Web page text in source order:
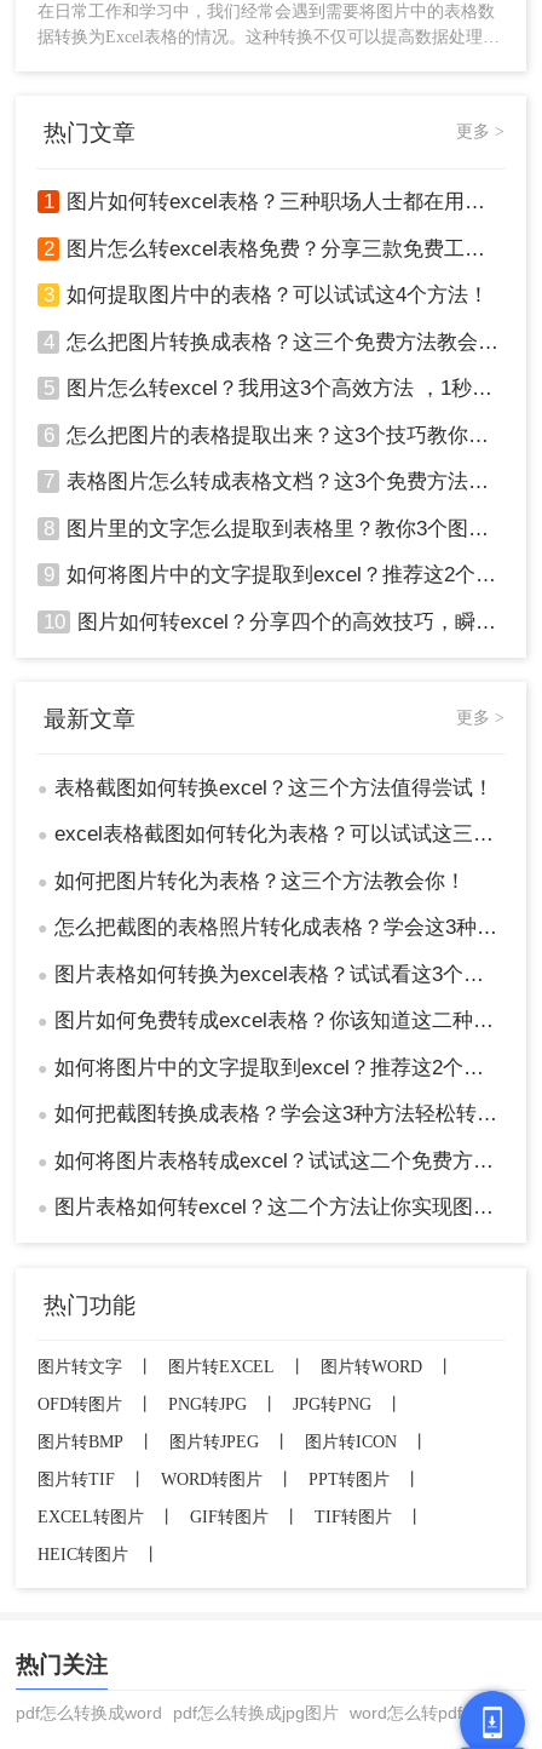
在日常工作和学习中，我们经常会遇到需要将图片中的表格数
据转换为Excel表格的情况。这种转换不仅可以提高数据处理效
热门文章 更多 >
1 图片如何转excel表格？三种职场人士都在用的方法，一学就会！
2 图片怎么转excel表格免费？分享三款免费工具！
3 如何提取图片中的表格？可以试试这4个方法！
4 怎么把图片转换成表格？这三个免费方法教会你！
5 图片怎么转excel？我用这3个高效方法 ，1秒提取图片表格！
6 怎么把图片的表格提取出来？这3个技巧教你轻松完成提取~！
7 表格图片怎么转成表格文档？这3个免费方法赶紧收藏！
8 图片里的文字怎么提取到表格里？教你3个图片转excel方法
9 如何将图片中的文字提取到excel？推荐这2个方法，一学就会！
10 图片如何转excel？分享四个的高效技巧，瞬间提高办公效！
最新文章 更多 >
● 表格截图如何转换excel？这三个方法值得尝试！
● excel表格截图如何转化为表格？可以试试这三个方法！
● 如何把图片转化为表格？这三个方法教会你！
● 怎么把截图的表格照片转化成表格？学会这3种方法轻松提取！
● 图片表格如何转换为excel表格？试试看这3个方法！
● 图片如何免费转成excel表格？你该知道这二种转换方法！
● 如何将图片中的文字提取到excel？推荐这2个方法，一学就会！
● 如何把截图转换成表格？学会这3种方法轻松转换！
● 如何将图片表格转成excel？试试这二个免费方法！
● 图片表格如何转excel？这二个方法让你实现图片转表格！
热门功能
图片转文字 图片转EXCEL 图片转WORD
OFD转图片
PNG转JPG JPG转PNG
图片转BMP
图片转JPEG 图片转ICON
图片转TIF
WORD转图片 PPT转图片
EXCEL转图片
GIF转图片 TIF转图片
HEIC转图片
热门关注
pdf怎么转换成word pdf怎么转换成jpg图片 word怎么转pdf